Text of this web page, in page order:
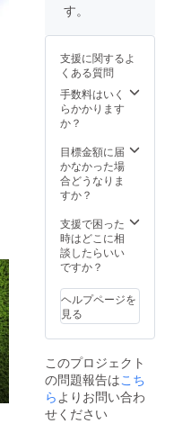
す。
支援に関するよ
くある質問
手数料はいく
らかかります
か？
目標金額に届
かなかった場
合どうなりま
すか？
支援で困った
時はどこに相
談したらいい
ですか？
ヘルプページを
見る
このプロジェクト
の問題報告はこち
らよりお問い合わ
せください